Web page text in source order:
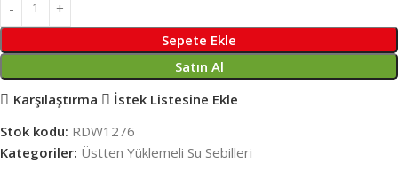
Sepete Ekle
Satın Al
Karşılaştırma
İstek Listesine Ekle
Stok kodu: RDW1276
Kategoriler: Üstten Yüklemeli Su Sebilleri